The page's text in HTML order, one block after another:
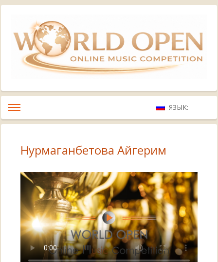
ЯЗЫК:
Нурмаганбетова Айгерим